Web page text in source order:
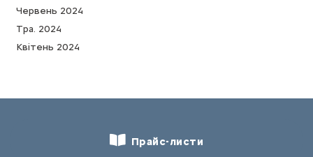
Червень 2024
Тра. 2024
Квітень 2024
Прайс-листи